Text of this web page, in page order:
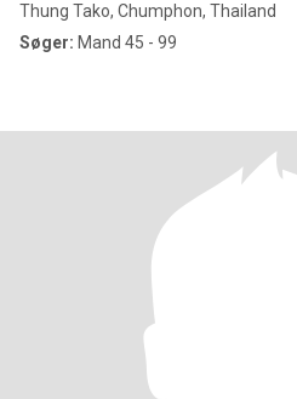
Thung Tako, Chumphon, Thailand
Søger: Mand 45 - 99